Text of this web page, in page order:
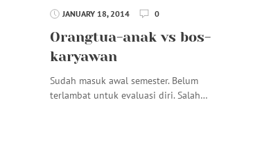
JANUARY 18, 2014 0
Orangtua-anak vs bos-
karyawan
Sudah masuk awal semester. Belum
terlambat untuk evaluasi diri. Salah…